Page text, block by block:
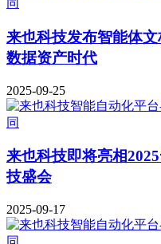
来也科技发布智能体
数据资产时代
2025-09-25
来也科技即将亮相
技盛会
2025-09-17